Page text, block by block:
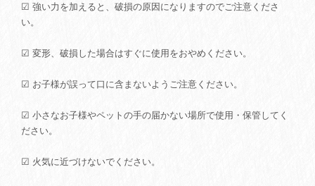
☑ 強い力を加えると、破損の原因になりますのでご注意くださ
い。
☑ 変形、破損した場合はすぐに使用をおやめください。
☑ お子様が誤って口に含まないようご注意ください。
☑ 小さなお子様やペットの手の届かない場所で使用・保管してく
ださい。
☑ 火気に近づけないでください。